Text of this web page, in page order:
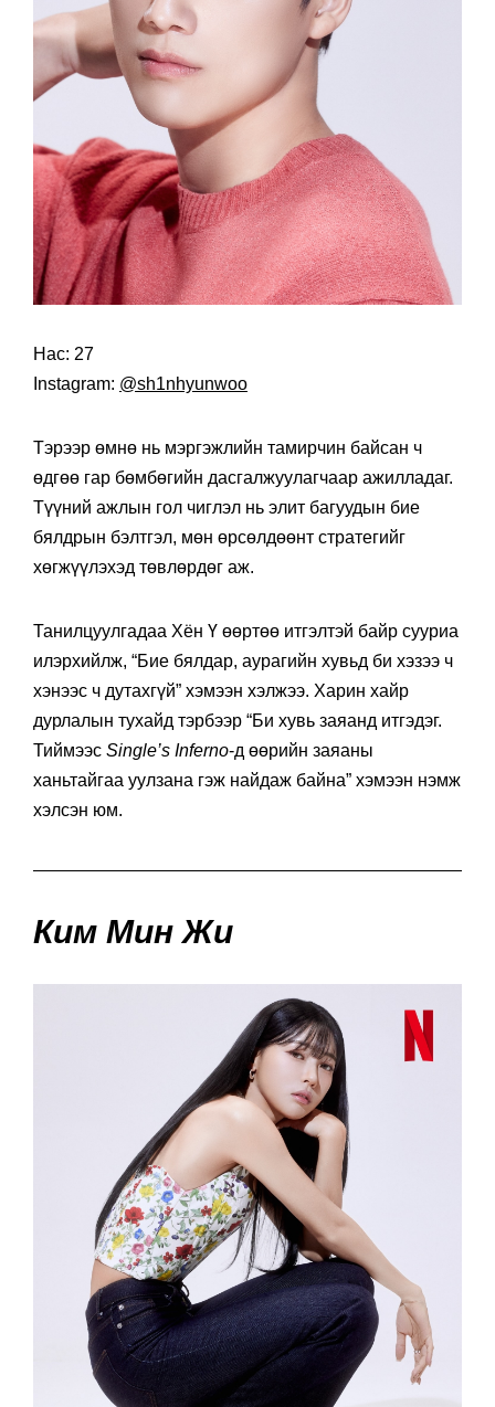
Нас: 27
Instagram: @sh1nhyunwoo
Тэрээр өмнө нь мэргэжлийн тамирчин байсан ч
өдгөө гар бөмбөгийн дасгалжуулагчаар ажилладаг.
Түүний ажлын гол чиглэл нь элит багуудын бие
бялдрын бэлтгэл, мөн өрсөлдөөнт стратегийг
хөгжүүлэхэд төвлөрдөг аж.
Танилцуулгадаа Хён Ү өөртөө итгэлтэй байр сууриа
илэрхийлж, “Бие бялдар, аурагийн хувьд би хэзээ ч
хэнээс ч дутахгүй” хэмээн хэлжээ. Харин хайр
дурлалын тухайд тэрбээр “Би хувь заяанд итгэдэг.
Тиймээс Single’s Inferno-д өөрийн заяаны
ханьтайгаа уулзана гэж найдаж байна” хэмээн нэмж
хэлсэн юм.
Ким Мин Жи